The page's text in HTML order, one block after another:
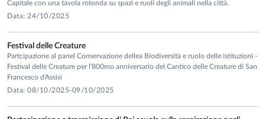
• Prof. A. Bartolomucci (University of Minnesota, USA)
Sanità). Development, hormones, EDCs
• Prof C. Blanchard, Department of Psychology, University of
Hawaii, USA. Social neuroscience, sex differences
• Prof. Vassilios Fanos, Dipartimento di Scienze Chirurgiche,
Università di Cagliari. Latte materno e sviluppo infantile.
Capitale con una tavola rotonda su spazi e ruoli degli animali nella città.
Data: 24/10/2025
Festival delle Creature
Partcipazione al panel Conservazione dellea Biodiversità e ruolo delle istituzioni -
Festival delle Creature per l'800mo anniversario del Cantico delle Creature di San
Francesco d'Assisi
Data: 08/10/2025-09/10/2025